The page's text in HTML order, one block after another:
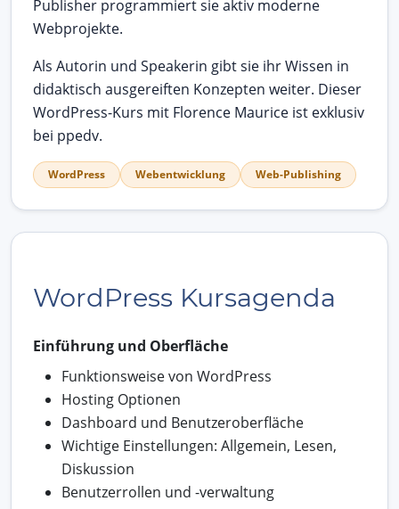
Publisher programmiert sie aktiv moderne
Webprojekte.
Als Autorin und Speakerin gibt sie ihr Wissen in
didaktisch ausgereiften Konzepten weiter. Dieser
WordPress-Kurs mit Florence Maurice ist exklusiv
bei ppedv.
WordPress Webentwicklung Web-Publishing
WordPress Kursagenda
Einführung und Oberfläche
Funktionsweise von WordPress
Hosting Optionen
Dashboard und Benutzeroberfläche
Wichtige Einstellungen: Allgemein, Lesen,
Diskussion
Benutzerrollen und -verwaltung